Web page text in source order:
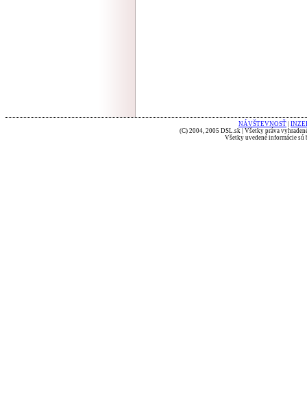
NÁVŠTEVNOSŤ
(C) 2004, 2005 DSL.sk | Všetky práva
Všetky uvedené informácie sú